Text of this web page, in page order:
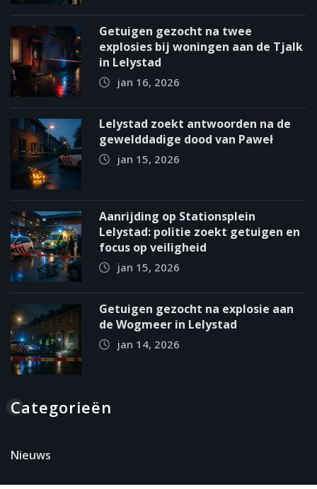
Getuigen gezocht na twee
explosies bij woningen aan de Tjalk
in Lelystad
jan 16, 2026
Lelystad zoekt antwoorden na de
gewelddadige dood van Paweł
jan 15, 2026
Aanrijding op Stationsplein
Lelystad: politie zoekt getuigen en
focus op veiligheid
jan 15, 2026
Getuigen gezocht na explosie aan
de Wogmeer in Lelystad
jan 14, 2026
Categorieën
Nieuws